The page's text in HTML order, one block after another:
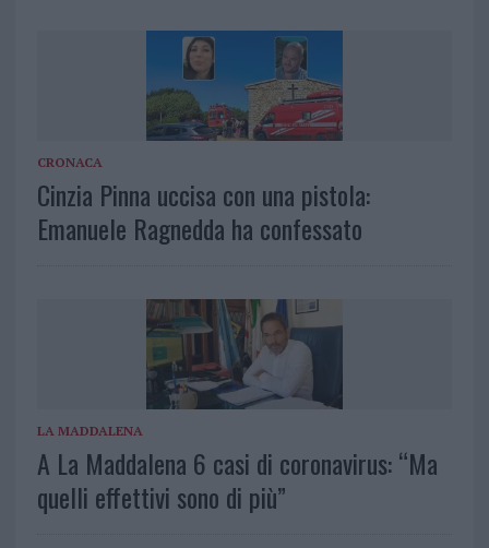
CRONACA
Cinzia Pinna uccisa con una pistola:
Emanuele Ragnedda ha confessato
LA MADDALENA
A La Maddalena 6 casi di coronavirus: “Ma
quelli effettivi sono di più”